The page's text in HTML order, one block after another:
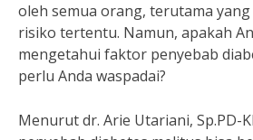
oleh semua orang, terutama
risiko tertentu. Namun, apakah
mengetahui faktor penyebab
perlu Anda waspadai?
Menurut dr. Arie Utariani, Sp.PD-